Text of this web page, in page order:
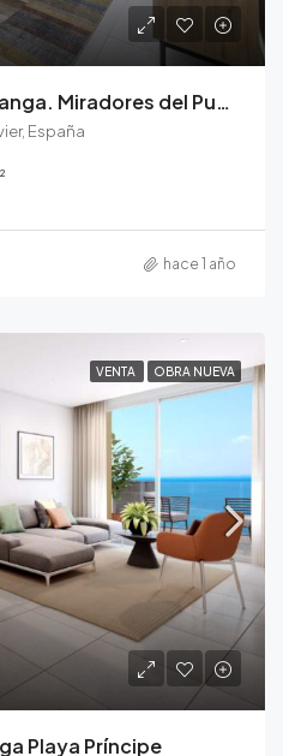
Piso a Estrenar en la Manga. Miradores del Puerto
España
hace 1 año
VENTA OBRA NUEVA
Playa Príncipe